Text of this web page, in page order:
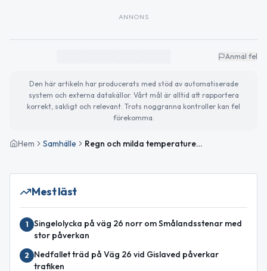
ANNONS
Anmäl fel
Den här artikeln har producerats med stöd av automatiserade
system och externa datakällor. Vårt mål är alltid att rapportera
korrekt, sakligt och relevant. Trots noggranna kontroller kan fel
förekomma.
Hem Samhälle Regn och milda temperaturer i Gislaved – viktiga nyheter och evenemang
Mest läst
1
Singelolycka på väg 26 norr om Smålandsstenar med
stor påverkan
2
Nedfallet träd på Väg 26 vid Gislaved påverkar
trafiken